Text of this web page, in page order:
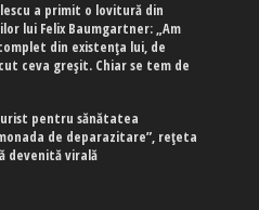
a primit o lovitură din
lui Felix Baumgartner: „Am
din existența lui, de
ceva greșit. Chiar se tem de
pentru sănătatea
de deparazitare”, rețeta
devenită virală